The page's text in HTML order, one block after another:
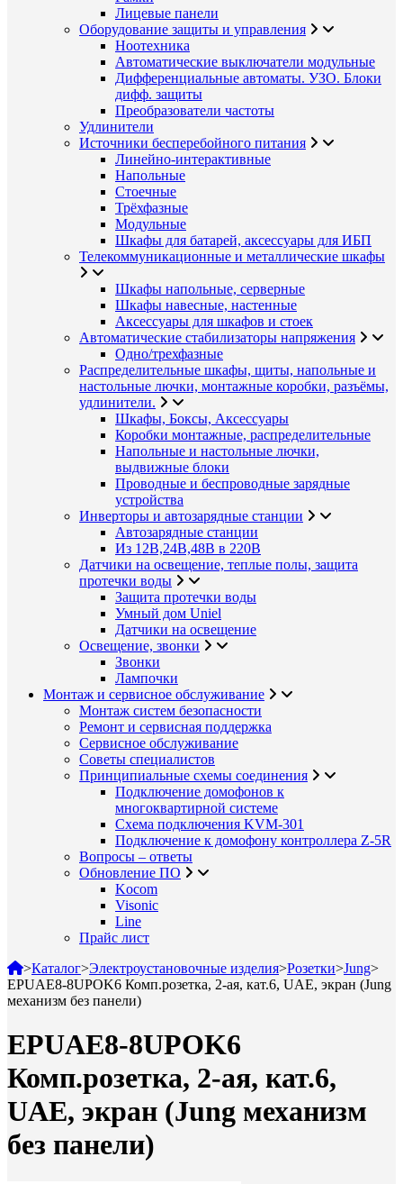
Лицевые панели
Оборудование защиты и управления
Ноотехника
Автоматические выключатели модульные
Дифференциальные автоматы. УЗО. Блоки
дифф. защиты
Преобразователи частоты
Удлинители
Источники бесперебойного питания
Линейно-интерактивные
Напольные
Стоечные
Трёхфазные
Модульные
Шкафы для батарей, аксессуары для ИБП
Телекоммуникационные и металлические шкафы
Шкафы напольные, серверные
Шкафы навесные, настенные
Аксессуары для шкафов и стоек
Автоматические стабилизаторы напряжения
Одно/трехфазные
Распределительные шкафы, щиты, напольные и
настольные лючки, монтажные коробки, разъёмы,
удлинители.
Шкафы, Боксы, Аксессуары
Коробки монтажные, распределительные
Напольные и настольные лючки,
выдвижные блоки
Проводные и беспроводные зарядные
устройства
Инверторы и автозарядные станции
Автозарядные станции
Из 12В,24В,48В в 220В
Датчики на освещение, теплые полы, защита
протечки воды
Защита протечки воды
Умный дом Uniel
Датчики на освещение
Освещение, звонки
Звонки
Лампочки
Монтаж и сервисное обслуживание
Монтаж систем безопасности
Ремонт и сервисная поддержка
Сервисное обслуживание
Советы специалистов
Принципиальные схемы соединения
Подключение домофонов к
многоквартирной системе
Схема подключения KVM-301
Подключение к домофону контроллера Z-5R
Вопросы – ответы
Обновление ПО
Kocom
Visonic
Line
Прайс лист
>Каталог>Электроустановочные изделия>Розетки>Jung>
EPUAE8-8UPOK6 Комп.розетка, 2-ая, кат.6, UAE, экран (Jung
механизм без панели)
EPUAE8-8UPOK6
Комп.розетка, 2-ая, кат.6,
UAE, экран (Jung механизм
без панели)